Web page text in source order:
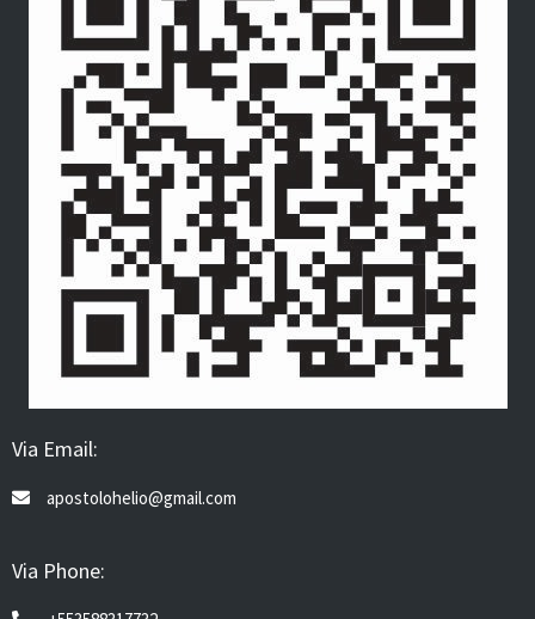
Via Email:
apostolohelio@gmail.com
Via Phone: